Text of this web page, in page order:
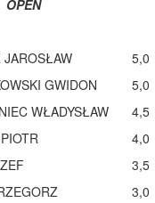
OPEN
JAROSŁAW 5,0
GWIDON 5,0
WŁADYSŁAW 4,5
4,0
3,5
3,0